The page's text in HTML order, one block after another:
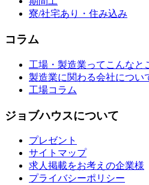
寮/社宅あり・住み込み
コラム
工場・製造業ってこんなと
製造業に関わる会社につい
工場コラム
ジョブハウスについて
プレゼント
サイトマップ
求人掲載をお考えの企業様
プライバシーポリシー